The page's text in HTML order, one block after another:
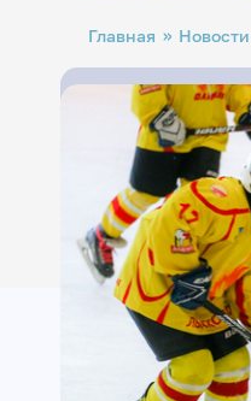
содержанию
Строка
навигации
Главная Новости